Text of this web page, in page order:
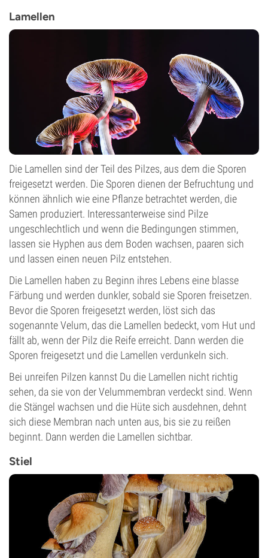
Lamellen
Die Lamellen sind der Teil des Pilzes, aus dem die Sporen
freigesetzt werden. Die Sporen dienen der Befruchtung und
können ähnlich wie eine Pflanze betrachtet werden, die
Samen produziert. Interessanterweise sind Pilze
ungeschlechtlich und wenn die Bedingungen stimmen,
lassen sie Hyphen aus dem Boden wachsen, paaren sich
und lassen einen neuen Pilz entstehen.
Die Lamellen haben zu Beginn ihres Lebens eine blasse
Färbung und werden dunkler, sobald sie Sporen freisetzen.
Bevor die Sporen freigesetzt werden, löst sich das
sogenannte Velum, das die Lamellen bedeckt, vom Hut und
fällt ab, wenn der Pilz die Reife erreicht. Dann werden die
Sporen freigesetzt und die Lamellen verdunkeln sich.
Bei unreifen Pilzen kannst Du die Lamellen nicht richtig
sehen, da sie von der Velummembran verdeckt sind. Wenn
die Stängel wachsen und die Hüte sich ausdehnen, dehnt
sich diese Membran nach unten aus, bis sie zu reißen
beginnt. Dann werden die Lamellen sichtbar.
Stiel